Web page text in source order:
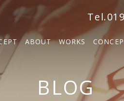
ABOUT WORKS
BLOG
BOSCO VILLA
SOLM